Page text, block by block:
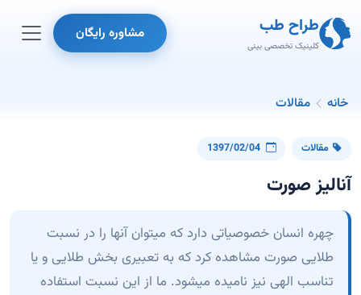
طراح طب
کلینیک تخصصی بینی
مشاوره رایگان
خانه مقالات
مقالات 1397/02/04
آنالیز صورت
چهره انسان خصوصیاتی دارد که میتوان آنها را در نسبت
طلایی صورت مشاهده کرد که به تعبیری بخش طلایی و یا
تناسب الهی نیز نامیده میشود. ما از این نسبت استفاده